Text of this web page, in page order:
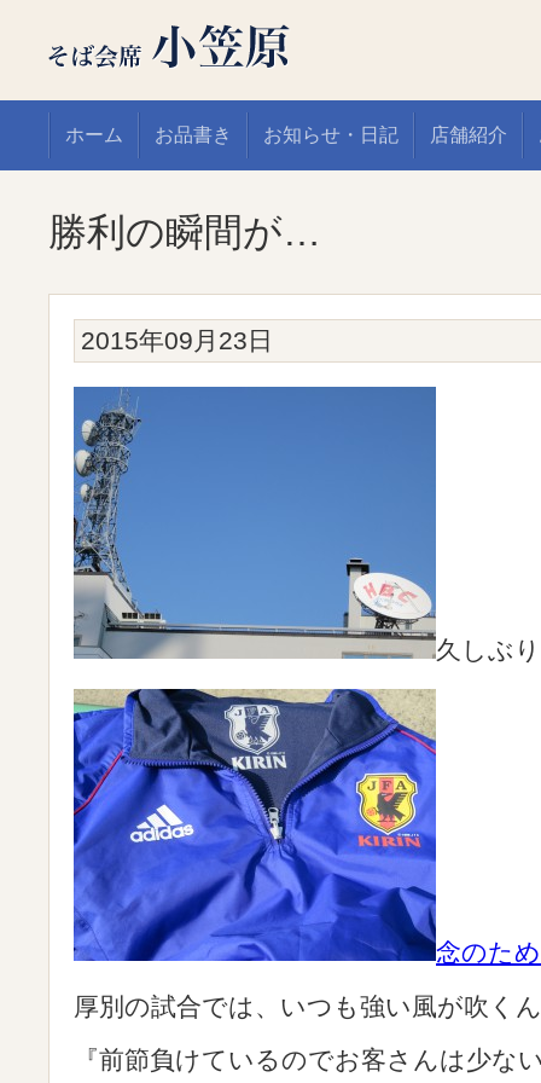
ホーム お品書き お知らせ・日記 店舗紹介
勝利の瞬間が…
2015年09月23日
久しぶ
念のため
厚別の試合では、いつも強い風が吹く
『前節負けているのでお客さんは少な